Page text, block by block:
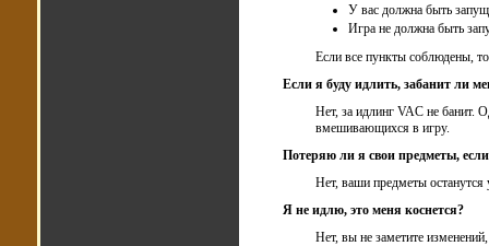
У вас должна быть
Игра не должна быть
Если все пункты соблюдены,
Если я буду идлить, забанит ли
Нет, за идлинг VAC не банит.
вмешивающихся в игру.
Потеряю ли я свои предметы,
Нет, ваши предметы останутся
Я не идлю, это меня коснется?
Нет, вы не заметите